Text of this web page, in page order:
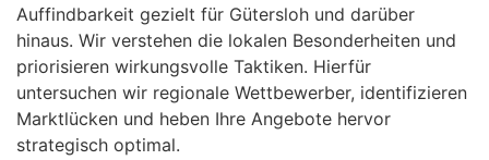
Auffindbarkeit gezielt für Gütersloh und darüber
hinaus. Wir verstehen die lokalen Besonderheiten und
priorisieren wirkungsvolle Taktiken. Hierfür
untersuchen wir regionale Wettbewerber, identifizieren
Marktlücken und heben Ihre Angebote hervor
strategisch optimal.